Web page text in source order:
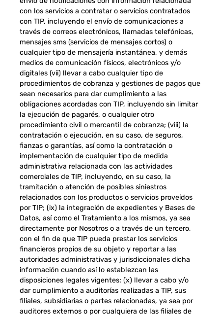
con los servicios a contratar o servicios contratados
con TIP, incluyendo el envío de comunicaciones a
través de correos electrónicos, llamadas telefónicas,
mensajes sms (servicios de mensajes cortos) o
cualquier tipo de mensajería instantánea, y demás
medios de comunicación físicos, electrónicos y/o
digitales (vii) llevar a cabo cualquier tipo de
procedimientos de cobranza y gestiones de pagos que
sean necesarios para dar cumplimiento a las
obligaciones acordadas con TIP, incluyendo sin limitar
la ejecución de pagarés, o cualquier otro
procedimiento civil o mercantil de cobranza; (viii) la
contratación o ejecución, en su caso, de seguros,
fianzas o garantías, así como la contratación o
implementación de cualquier tipo de medida
administrativa relacionada con las actividades
comerciales de TIP, incluyendo, en su caso, la
tramitación o atención de posibles siniestros
relacionados con los productos o servicios proveídos
por TIP; (ix) la integración de expedientes y Bases de
Datos, así como el Tratamiento a los mismos, ya sea
directamente por Nosotros o a través de un tercero,
con el fin de que TIP pueda prestar los servicios
financieros propios de su objeto y reportar a las
autoridades administrativas y jurisdiccionales dicha
información cuando así lo establezcan las
disposiciones legales vigentes; (x) llevar a cabo y/o
dar cumplimiento a auditorías realizadas a TIP, sus
filiales, subsidiarias o partes relacionadas, ya sea por
auditores externos o por cualquiera de las filiales de